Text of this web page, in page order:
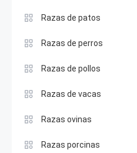
Razas de patos
Razas de perros
Razas de pollos
Razas de vacas
Razas ovinas
Razas porcinas